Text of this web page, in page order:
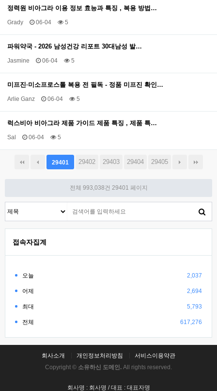
정력원 비아그라 이용 정보 효능과 특징 , 복용 방법…
Grady 06-04 5
파워약국 - 2026 남성건강 리포트 30대남성 발…
Jasmine 06-04 5
미프진·미소프로스톨 복용 전 필독 - 정품 미프진 확인…
Arlie Ganz 06-04 5
럭스비아 비아그라 제품 가이드 제품 특징 , 제품 특…
Sal 06-04 5
29401 29402 29403 29404 29405
전체 993,038건 29401 페이지
접속자집계
오늘 2,037
어제 2,694
최대 5,793
전체 617,276
회사소개 개인정보처리방침
서비스이용약관
Copyright © 소유하신 도메인. All rights reserved.
회사명 : 회사명 / 대표 : 대표자명